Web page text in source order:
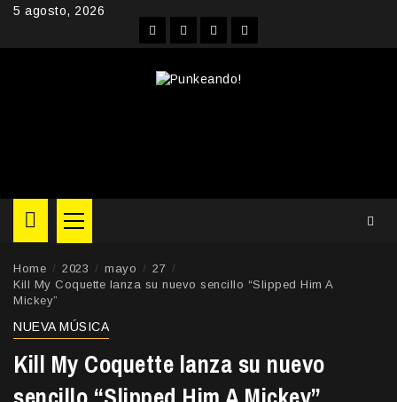
Skip5 agosto, 2026
FacebookInstagram
YouTubeTwitter
Primary
Menu
Home 2023 mayo
27
Kill My Coquette lanza su nuevo sencillo “Slipped Him A
Mickey”
NUEVA MÚSICA
Kill My Coquette lanza su nuevo